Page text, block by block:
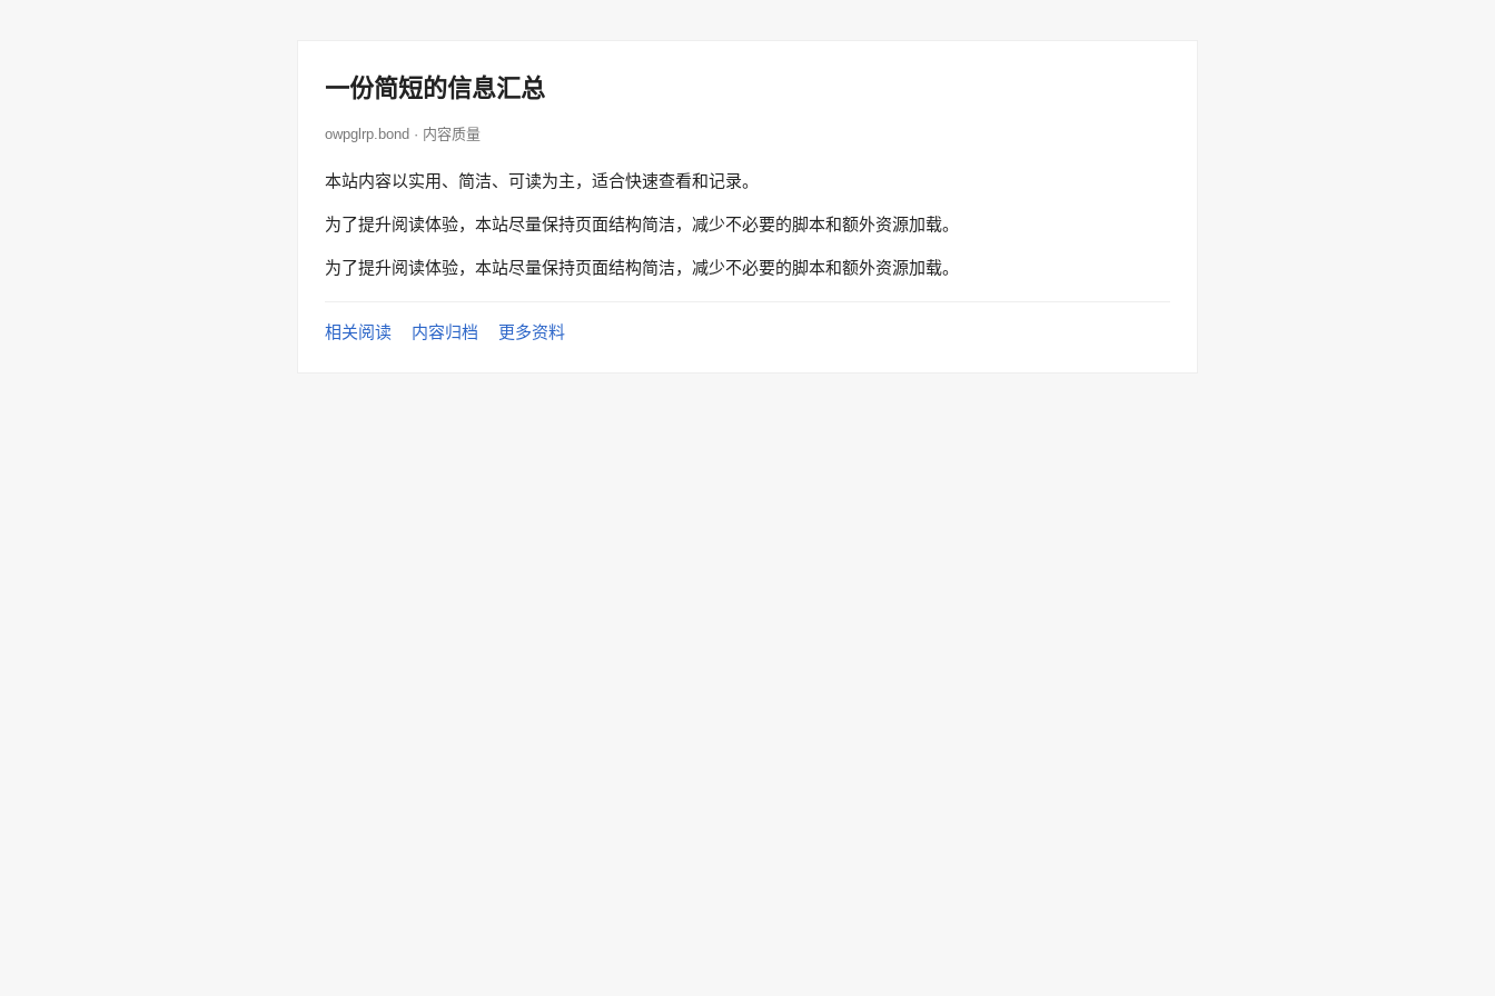
一份简短的信息汇总
owpglrp.bond · 内容质量
本站内容以实用、简洁、可读为主，适合快速查看和记录。
为了提升阅读体验，本站尽量保持页面结构简洁，减少不必要的脚本和额外资源加载。
为了提升阅读体验，本站尽量保持页面结构简洁，减少不必要的脚本和额外资源加载。
相关阅读 内容归档 更多资料